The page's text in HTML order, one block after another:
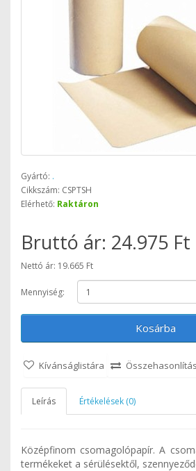
Gyártó: .
Cikkszám: CSPTSH
Elérhető: Raktáron
Bruttó ár: 24.975 Ft
Nettó ár: 19.665 Ft
Mennyiség:
Kosárba
Kívánságlistára Összehasonlítás
Leírás Értékelések (0)
Középfinom csomagolópapír. A
termékeket a sérülésektől,